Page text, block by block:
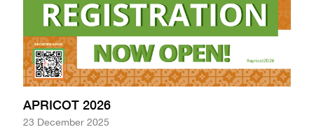
APRICOT 2026
23 December 2025